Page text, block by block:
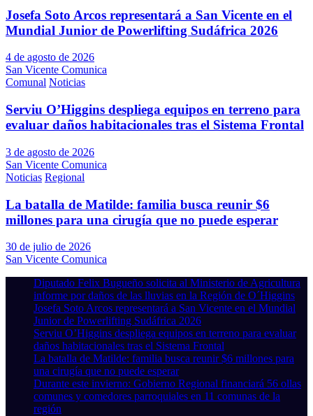
Josefa Soto Arcos representará a San Vicente en el
Mundial Junior de Powerlifting Sudáfrica 2026
4 de agosto de 2026
San Vicente Comunica
Comunal Noticias
Serviu O’Higgins despliega equipos en terreno para
evaluar daños habitacionales tras el Sistema Frontal
3 de agosto de 2026
San Vicente Comunica
Noticias Regional
La batalla de Matilde: familia busca reunir $6
millones para una cirugía que no puede esperar
30 de julio de 2026
San Vicente Comunica
Diputado Felix Bugueño solicita al Ministerio de Agricultura
informe por daños de las lluvias en la Región de O´Higgins
Josefa Soto Arcos representará a San Vicente en el Mundial
Junior de Powerlifting Sudáfrica 2026
Serviu O’Higgins despliega equipos en terreno para evaluar
daños habitacionales tras el Sistema Frontal
La batalla de Matilde: familia busca reunir $6 millones para
una cirugía que no puede esperar
Durante este invierno: Gobierno Regional financiará 56 ollas
comunes y comedores parroquiales en 11 comunas de la
región